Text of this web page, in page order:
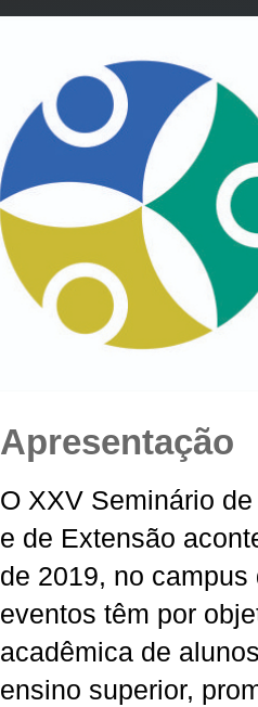
Apresentação
O XXV Seminário
e de Extensão
de 2019, no
eventos têm por
acadêmica de
ensino superior,